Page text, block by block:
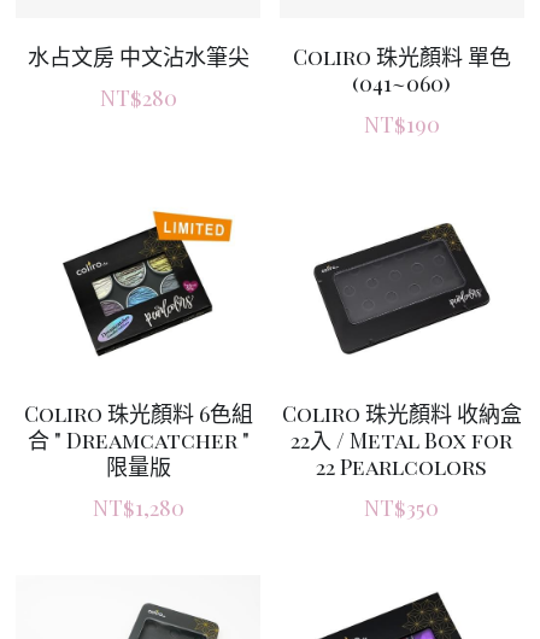
水占文房 中文沾水筆尖
NT$280
Coliro 珠光顏料 單色
(041~060)
NT$190
Coliro 珠光顏料 6色組
合 " Dreamcatcher "
限量版
NT$1,280
Coliro 珠光顏料 收納盒
22入 / Metal Box for
22 Pearlcolors
NT$350